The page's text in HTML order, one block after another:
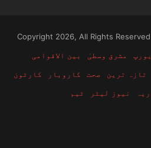
یورپ مشرق وسطیٰ
بین الاقوامی
تازہ ترین صحت کاروبار
کارٹون
نیوز لیٹر ٹیم